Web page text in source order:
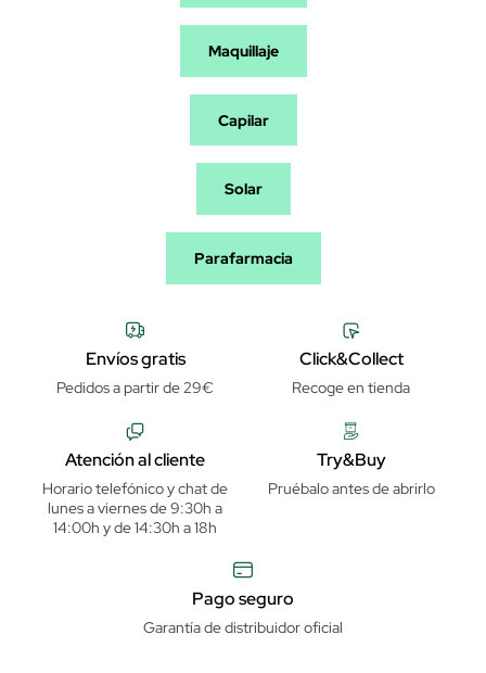
Maquillaje
Capilar
Solar
Parafarmacia
Envíos gratis
Pedidos a partir de 29€
Click&Collect
Recoge en tienda
Atención al cliente
Horario telefónico y chat de
lunes a viernes de 9:30h a
14:00h y de 14:30h a 18h
Try&Buy
Pruébalo antes de abrirlo
Pago seguro
Garantía de distribuidor oficial